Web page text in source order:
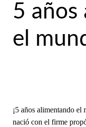
5 años
el
¡5 años alimentando el
nació con el firme